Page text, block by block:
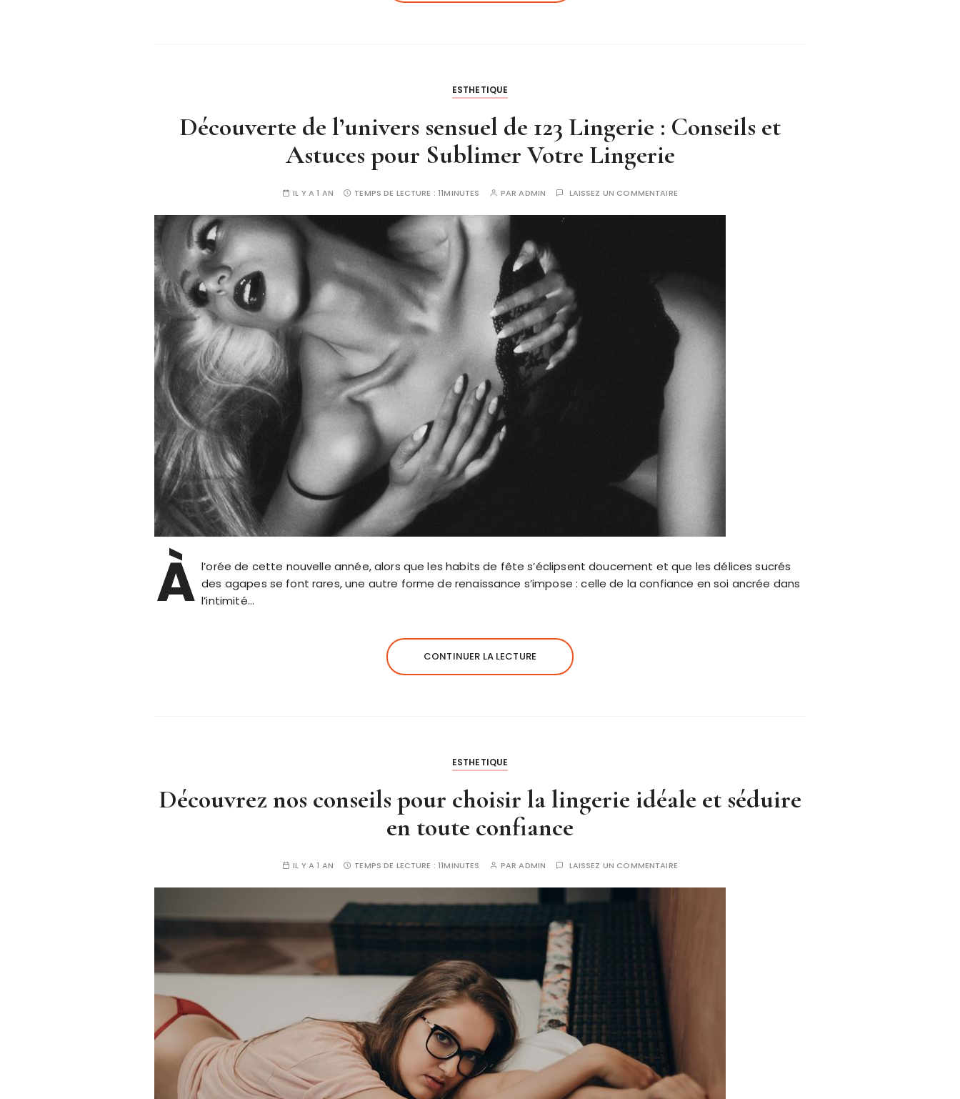
ESTHETIQUE
Découverte de l’univers sensuel de 123 Lingerie : Conseils et
Astuces pour Sublimer Votre Lingerie
IL Y A 1 AN TEMPS DE LECTURE :11MINUTES PARADMIN LAISSEZ UN COMMENTAIRE
À l’orée de cette nouvelle année, alors que les habits de fête s’éclipsent doucement et que les délices sucrés
des agapes se font rares, une autre forme de renaissance s’impose : celle de la confiance en soi ancrée dans
l’intimité…
CONTINUER LA LECTURE
ESTHETIQUE
Découvrez nos conseils pour choisir la lingerie idéale et séduire
en toute confiance
IL Y A 1 AN TEMPS DE LECTURE :11MINUTES PARADMIN LAISSEZ UN COMMENTAIRE